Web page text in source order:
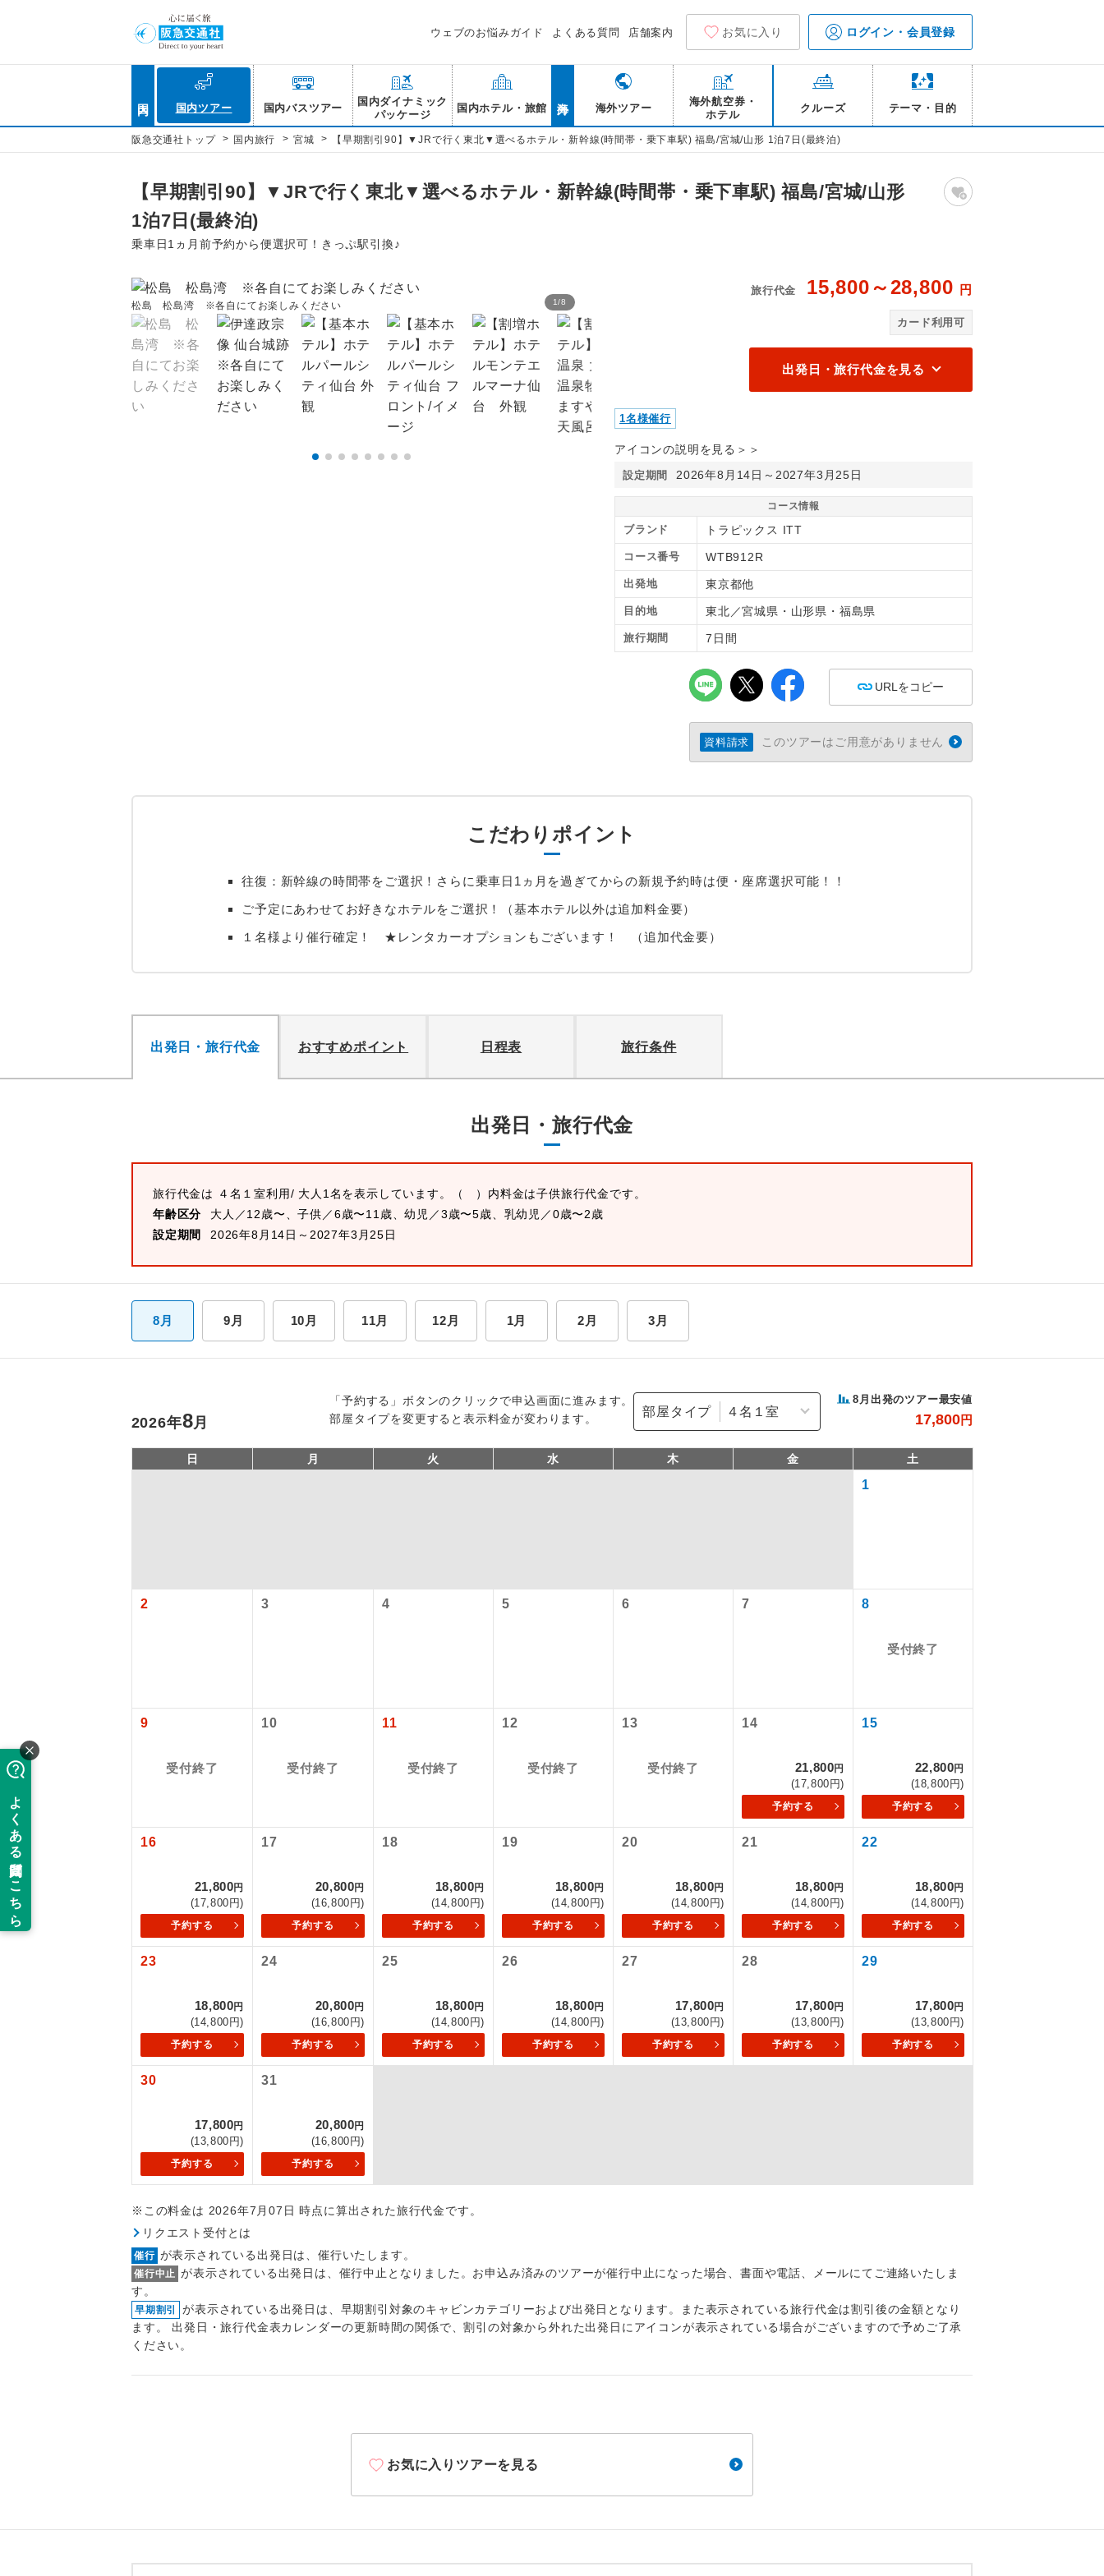
ウェブのお悩みガイド よくある質問 店舗案内 お気に入り ログイン・会員登録
国内ツアー 国内バスツアー
国内ダイナミック
パッケージ
国内ホテル・旅館 海外ツアー
海外航空券・
ホテル
クルーズ テーマ・目的
阪急交通社トップ > 国内旅行 > 宮城 > 【早期割引90】▼JRで行く東北▼選べるホテル・新幹線(時間帯・乗下車駅) 福島/宮城/山形 1泊7日(最終泊)
【早期割引90】▼JRで行く東北▼選べるホテル・新幹線(時間帯・乗下車駅) 福島/宮城/山形
1泊7日(最終泊)
乗車日1ヵ月前予約から便選択可！きっぷ駅引換♪
1/8
松島 松島湾 ※各自にてお楽しみください
旅行代金 15,800～28,800 円
カード利用可
出発日・旅行代金を見る
1名様催行
アイコンの説明を見る＞＞
設定期間 2026年8月14日～2027年3月25日
コース情報
ブランド トラピックス ITT
コース番号 WTB912R
出発地 東京都他
目的地 東北／宮城県・山形県・福島県
旅行期間 7日間
URLをコピー
資料請求 このツアーはご用意がありません
こだわりポイント
往復：新幹線の時間帯をご選択！さらに乗車日1ヵ月を過ぎてからの新規予約時は便・座席選択可能！！
ご予定にあわせてお好きなホテルをご選択！（基本ホテル以外は追加料金要）
１名様より催行確定！ ★レンタカーオプションもございます！ （追加代金要）
出発日・旅行代金 おすすめポイント 日程表 旅行条件
出発日・旅行代金
旅行代金は ４名１室利用/ 大人1名を表示しています。
（ ）内料金は子供旅行代金です。
年齢区分
大人／12歳〜、子供／6歳〜11歳、幼児／3歳〜5歳、乳幼児／0歳〜2歳
設定期間
2026年8月14日～2027年3月25日
8月 9月 10月 11月 12月 1月 2月 3月
「予約する」ボタンのクリックで申込画面に進みます。
部屋タイプを変更すると表示料金が変わります。
部屋タイプ
8 月出発のツアー最安値
17,800円
2026年8月
日 月 火 水 木 金 土
1
2 3 4 5 6 7 8
受付終了
9
受付終了
10
受付終了
11
受付終了
12
受付終了
13
受付終了
14
21,800円
(17,800円)
予約する
15
22,800円
(18,800円)
予約する
16
21,800円
(17,800円)
予約する
17
20,800円
(16,800円)
予約する
18
18,800円
(14,800円)
予約する
19
18,800円
(14,800円)
予約する
20
18,800円
(14,800円)
予約する
21
18,800円
(14,800円)
予約する
22
18,800円
(14,800円)
予約する
23
18,800円
(14,800円)
予約する
24
20,800円
(16,800円)
予約する
25
18,800円
(14,800円)
予約する
26
18,800円
(14,800円)
予約する
27
17,800円
(13,800円)
予約する
28
17,800円
(13,800円)
予約する
29
17,800円
(13,800円)
予約する
30
17,800円
(13,800円)
予約する
31
20,800円
(16,800円)
予約する
※この料金は 2026年7月07日 時点に算出された旅行代金です。
リクエスト受付とは
催行 が表示されている出発日は、催行いたします。
催行中止 が表示されている出発日は、催行中止となりました。お申込み済みのツアーが催行中止になった場合、書面や電話、メールにてご連絡いたしま
す。
早期割引
が表示されている出発日は、早期割引対象のキャビンカテゴリーおよび出発日となります。また表示されている旅行代金は割引後の金額となり
ます。 出発日・旅行代金表カレンダーの更新時間の関係で、割引の対象から外れた出発日にアイコンが表示されている場合がございますので予めご了承
ください。
お気に入りツアーを見る
添乗員同行
往路出発空港（駅）から復路到着空港（駅）まで同行しま
現地到着空港（駅）から最終日出発空港（駅）まで添乗員が
バスガイド乗務 バスガイドが乗務し、車内での観光案内があります。
世界遺産
ユネスコに登録されている文化遺産や自然遺産を訪ねるコー
スです。
絶景スポットに立ち寄るコースです。
温泉 温泉地にも宿泊するコースです。
露天風呂 ご宿泊ホテルに露天風呂が付いています。
全食事付き
お部屋食
トラベルイヤホン
周りの音を気にせず、ガイドさんの説明をじっくり聞くこと
1名様催行 1名様から出発可能な個人型プランです。
2名様催行 2名様から出発可能な個人型プランです。
1名様1室同代金 1名様1室利用でも追加料金がかからないコースです。
年齢制限あり
利用航空会社が指定なので、ご出発の計画にとても便利で